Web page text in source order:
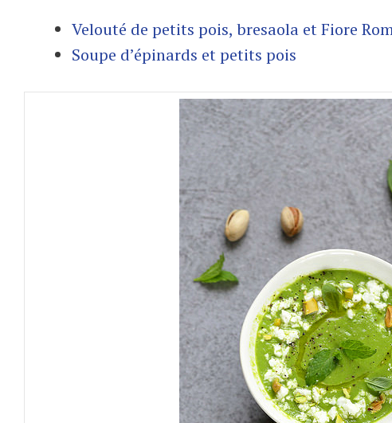
Velouté de petits pois, bresaola et Fiore
Soupe d’épinards et petits pois